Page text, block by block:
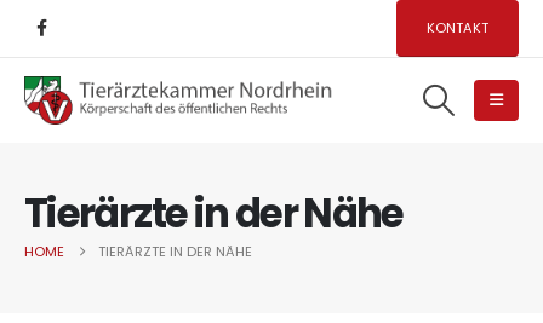
KONTAKT
Tierärzte in der Nähe
HOME TIERÄRZTE IN DER NÄHE